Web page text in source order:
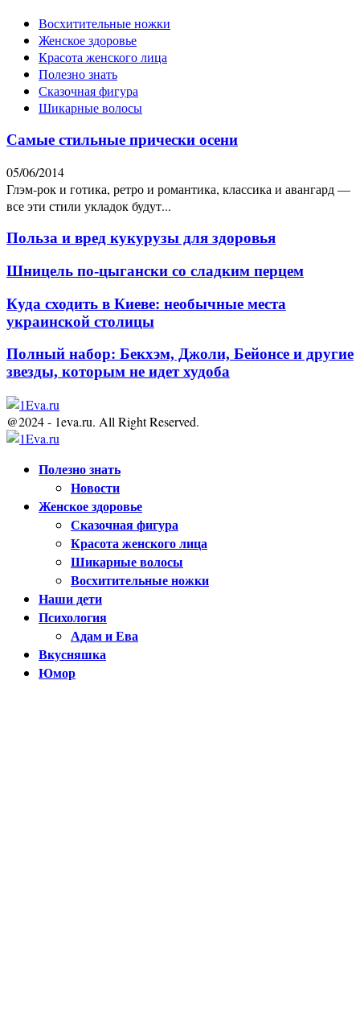
Восхитительные ножки
Женское здоровье
Красота женского лица
Полезно знать
Сказочная фигура
Шикарные волосы
Самые стильные прически осени
05/06/2014
Глэм-рок и готика, ретро и романтика, классика и авангард —
все эти стили укладок будут...
Польза и вред кукурузы для здоровья
Шницель по-цыгански со сладким перцем
Куда сходить в Киеве: необычные места
украинской столицы
Полный набор: Бекхэм, Джоли, Бейонсе и другие
звезды, которым не идет худоба
@2024 - 1eva.ru. All Right Reserved.
Полезно знать
Новости
Женское здоровье
Сказочная фигура
Красота женского лица
Шикарные волосы
Восхитительные ножки
Наши дети
Психология
Адам и Ева
Вкусняшка
Юмор